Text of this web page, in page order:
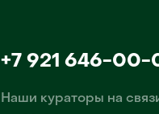
+7 921 646-00-
Наши кураторы на